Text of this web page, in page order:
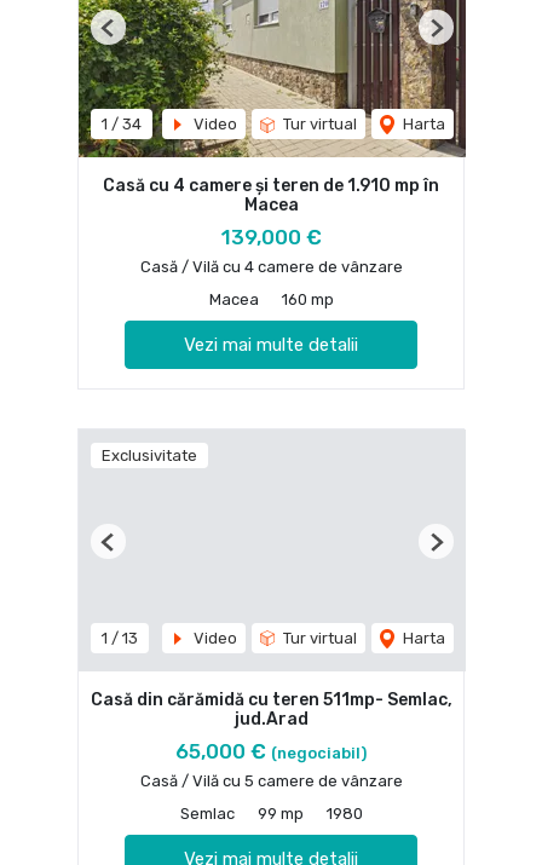
1 / 34 Video Tur virtual Harta
Previous Next
Casă cu 4 camere și teren de 1.910 mp în
Macea
139,000 €
Casă / Vilă cu 4 camere de vânzare
Macea
160 mp
Vezi mai multe detalii
Exclusivitate
1 / 13 Video Tur virtual Harta
Previous Next
Casă din cărămidă cu teren 511mp- Semlac,
jud.Arad
65,000 € (negociabil)
Casă / Vilă cu 5 camere de vânzare
Semlac
99 mp 1980
Vezi mai multe detalii